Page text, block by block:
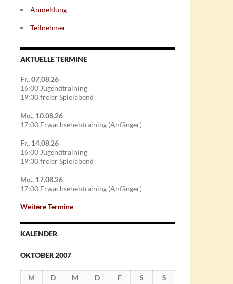
Anmeldung
Teilnehmer
AKTUELLE TERMINE
Fr., 07.08.26
16:00 Jugendtraining
19:30 freier Spielabend
Mo., 10.08.26
17:00 Erwachsenentraining (Anfänger)
Fr., 14.08.26
16:00 Jugendtraining
19:30 freier Spielabend
Mo., 17.08.26
17:00 Erwachsenentraining (Anfänger)
Weitere Termine
KALENDER
OKTOBER 2007
M D M D F S
S